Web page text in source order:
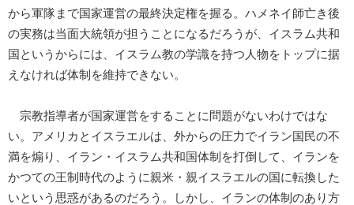
から軍隊まで国家運営の最終決定権を握る。ハメネイ師亡き後
の実務は当面大統領が担うことになるだろうが、イスラム共和
国というからには、イスラム教の学識を持つ人物をトップに据
えなければ体制を維持できない。
宗教指導者が国家運営をすることに問題がないわけではな
い。アメリカとイスラエルは、外からの圧力でイラン国民の不
満を煽り、イラン・イスラム共和国体制を打倒して、イランを
かつての王制時代のように親米・親イスラエルの国に転換した
いという思惑があるのだろう。しかし、イランの体制のあり方